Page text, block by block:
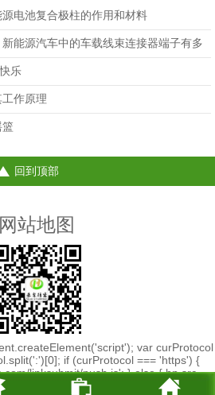
源电池复合极柱的作用和材料
新能源汽车中的车载线束连接器端子有多
乐
作原理
回到顶部
网站地图
var curProtocol
if (curProtocol === 'https') {
linksubmit/push.js'; } else { bp.src =
push.js'; } var s =